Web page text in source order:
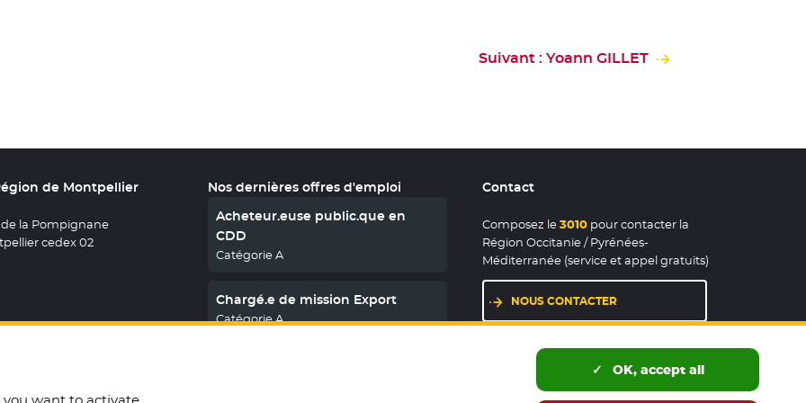
Suivant : Yoann GILLET
de Montpellier
de la Pompignane
cedex 02
Nos dernières offres d'emploi
Acheteur.euse public.que en
CDD
Catégorie A
Chargé.e de mission Export
Catégorie A
Contact
Composez le3010pour contacter la
Région Occitanie / Pyrénées-
Méditerranée (service et appel gratuits)
NOUS CONTACTER
LES MAISONS DE RÉGION
OK, accept all